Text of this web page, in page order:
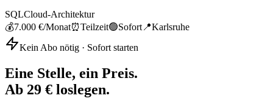
SQLCloud-Architektur
💰7.000 €/Monat⏰Teilzeit🟢Sofort 📍Karlsruhe
Kein Abo nötig · Sofort starten
Eine Stelle, ein Preis.
Ab 29 € loslegen.